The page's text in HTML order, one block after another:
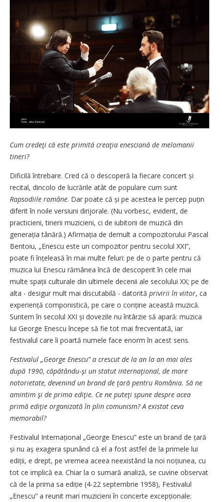
Cum credeţi că este primită creaţia enesciană de melomanii
tineri?
Dificilă întrebare. Cred că o descoperă la fiecare concert și
recital, dincolo de lucrările atât de populare cum sunt
Rapsodiile române. Dar poate că și pe acestea le percep puțin
diferit în noile versiuni dirijorale. (Nu vorbesc, evident, de
practicieni, tinerii muzicieni, ci de iubitorii de muzică din
generația tânără.) Afirmația de demult a compozitorului Pascal
Bentoiu, „Enescu este un compozitor pentru secolul XXI”,
poate fi înțeleasă în mai multe feluri: pe de o parte pentru că
muzica lui Enescu rămânea încă de descoperit în cele mai
multe spații culturale din ultimele decenii ale secolului XX; pe de
alta - desigur mult mai discutabilă - datorită privirii în viitor, ca
experiență componistică, pe care o conține această muzică.
Suntem în secolul XXI și dovezile nu întârzie să apară: muzica
lui George Enescu începe să fie tot mai frecventată, iar
festivalul care îi poartă numele face enorm în acest sens.
Festivalul „George Enescu” a crescut de la an la an mai ales
după 1990, căpătându‑şi un statut internaţional, de mare
notorietate, devenind un brand de ţară pentru România. Să ne
amintim şi de prima ediţie. Ce ne puteţi spune despre acea
primă ediţie organizată în plin comunism? A existat ceva
memorabil?
Festivalul Internațional „George Enescu” este un brand de țară
și nu aș exagera spunând că el a fost astfel de la primele lui
ediții, e drept, pe vremea aceea neexistând la noi noțiunea, cu
tot ce implică ea. Chiar la o sumară analiză, se cuvine observat
că de la prima sa ediție (4-22 septembrie 1958), Festivalul
„Enescu” a reunit mari muzicieni în concerte excepționale: